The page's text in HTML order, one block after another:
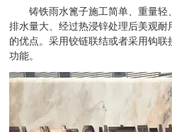
铸铁雨水篦子施工简单、重量轻
排水量大、经过热浸锌处理后美观
的优点。采用铰链联结或者采用钩
功能。